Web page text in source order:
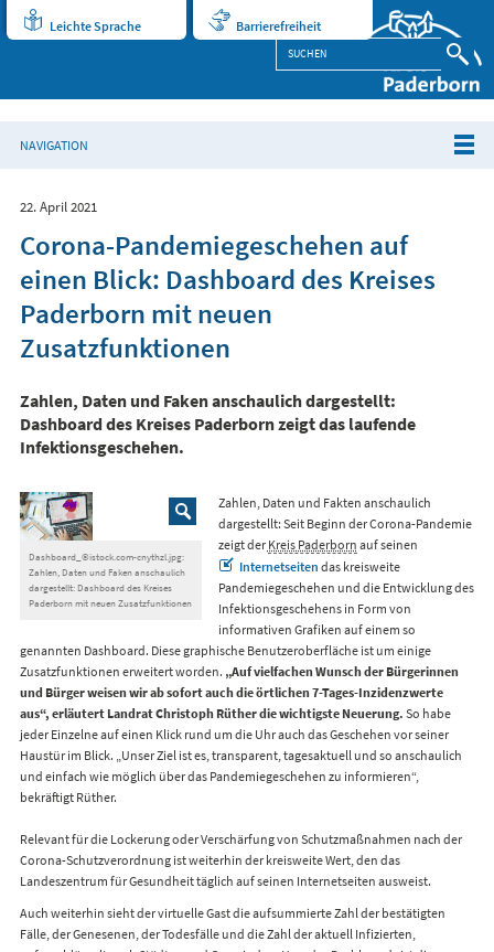
Leichte Sprache Barrierefreiheit
NAVIGATION
22. April 2021
Corona-Pandemiegeschehen auf
einen Blick: Dashboard des Kreises
Paderborn mit neuen
Zusatzfunktionen
Zahlen, Daten und Faken anschaulich dargestellt:
Dashboard des Kreises Paderborn zeigt das laufende
Infektionsgeschehen.
Dashboard_©istock.com-cnythzl.jpg:
Zahlen, Daten und Faken anschaulich
dargestellt: Dashboard des Kreises
Paderborn mit neuen Zusatzfunktionen
Zahlen, Daten und Fakten anschaulich
dargestellt: Seit Beginn der Corona-Pandemie
zeigt der Kreis Paderborn auf seinen
Internetseiten das kreisweite
Pandemiegeschehen und die Entwicklung des
Infektionsgeschehens in Form von
informativen Grafiken auf einem so
genannten Dashboard. Diese graphische Benutzeroberfläche ist um einige
Zusatzfunktionen erweitert worden. „Auf vielfachen Wunsch der Bürgerinnen
und Bürger weisen wir ab sofort auch die örtlichen 7-Tages-Inzidenzwerte
aus“, erläutert Landrat Christoph Rüther die wichtigste Neuerung. So habe
jeder Einzelne auf einen Klick rund um die Uhr auch das Geschehen vor seiner
Haustür im Blick. „Unser Ziel ist es, transparent, tagesaktuell und so anschaulich
und einfach wie möglich über das Pandemiegeschehen zu informieren“,
bekräftigt Rüther.
Relevant für die Lockerung oder Verschärfung von Schutzmaßnahmen nach der
Corona-Schutzverordnung ist weiterhin der kreisweite Wert, den das
Landeszentrum für Gesundheit täglich auf seinen Internetseiten ausweist.
Auch weiterhin sieht der virtuelle Gast die aufsummierte Zahl der bestätigten
Fälle, der Genesenen, der Todesfälle und die Zahl der aktuell Infizierten,